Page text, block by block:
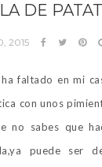
DE
2015
faltado en mi
con unos
no sabes que
puede ser